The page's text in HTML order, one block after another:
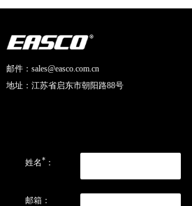
邮件：sales@easco.com.cn
地址：江苏省启东市朝阳路88号
姓名* ：
邮箱：